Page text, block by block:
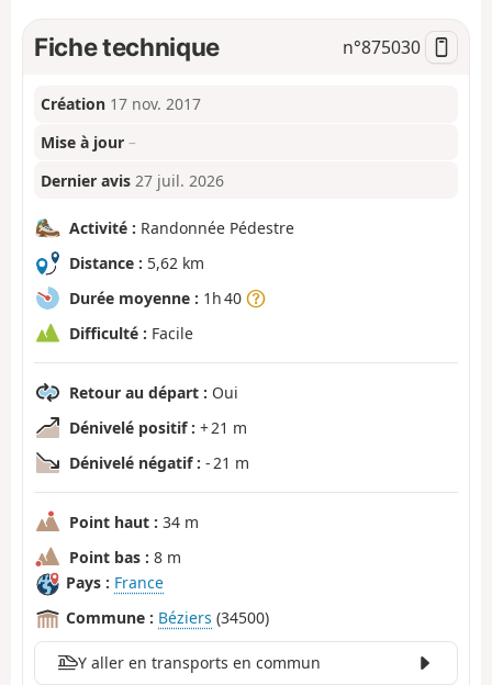
Fiche technique n°875030
Création 17 nov. 2017
Mise à jour –
Dernier avis 27 juil. 2026
Activité : Randonnée Pédestre
Distance : 5,62 km
Durée moyenne : 1h 40
Difficulté : Facile
Retour au départ : Oui
Dénivelé positif : + 21 m
Dénivelé négatif : - 21 m
Point haut : 34 m
Point bas : 8 m
Pays : France
Commune : Béziers (34500)
Y aller en transports en commun